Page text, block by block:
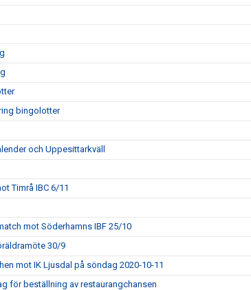
bingolotter
och Uppesittarkväll
Timrå IBC 6/11
mot Söderhamns IBF 25/10
30/9
mot IK Ljusdal på söndag 2020-10-11
för beställning av restaurangchansen